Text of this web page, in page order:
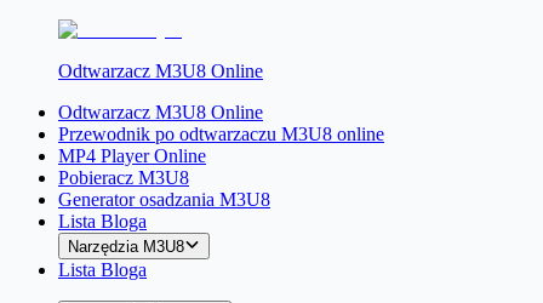
Odtwarzacz M3U8 Online
Odtwarzacz M3U8 Online
Przewodnik po odtwarzaczu M3U8 online
MP4 Player Online
Pobieracz M3U8
Generator osadzania M3U8
Lista Bloga
Narzędzia M3U8
Lista Bloga